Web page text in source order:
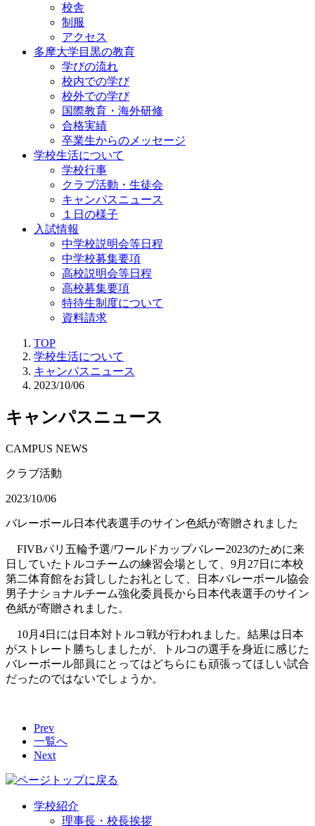
校舎
制服
アクセス
多摩大学目黒の教育
学びの流れ
校内での学び
校外での学び
国際教育・海外研修
合格実績
卒業生からのメッセージ
学校生活について
学校行事
クラブ活動・生徒会
キャンパスニュース
１日の様子
入試情報
中学校説明会等日程
中学校募集要項
高校説明会等日程
高校募集要項
特待生制度について
資料請求
TOP
学校生活について
キャンパスニュース
2023/10/06
キャンパスニュース
CAMPUS NEWS
クラブ活動
2023/10/06
バレーボール日本代表選手のサイン色紙が寄贈されました
FIVBパリ五輪予選/ワールドカップバレー2023のために来
日していたトルコチームの練習会場として、9月27日に本校
第二体育館をお貸ししたお礼として、日本バレーボール協会
男子ナショナルチーム強化委員長から日本代表選手のサイン
色紙が寄贈されました。
10月4日には日本対トルコ戦が行われました。結果は日本
がストレート勝ちしましたが、トルコの選手を身近に感じた
バレーボール部員にとってはどちらにも頑張ってほしい試合
だったのではないでしょうか。
Prev
一覧へ
Next
学校紹介
理事長・校長挨拶